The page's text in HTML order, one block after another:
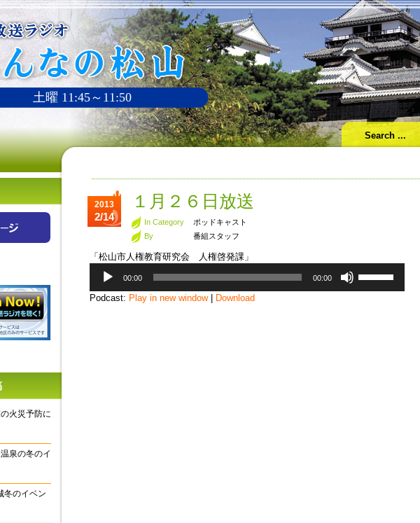
土曜 11:45～11:50
火災予防に
泉の冬のイ
のイベン
2013
2/14
１月２６日放送
In Category
ポッドキャスト
By
番組スタッフ
「松山市人権教育研究会 人権啓発課」
プ
00:00 00:00
リ
Podcast: Play in new window| Download